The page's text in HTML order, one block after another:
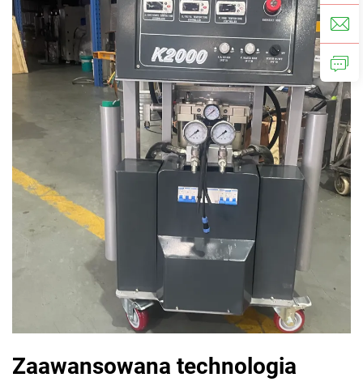
Zaawansowana technologia